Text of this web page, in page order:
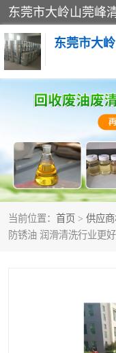
东莞市大
当前位置： 首页 > 供应
防锈油 润滑清洗行业更
废溶剂油回收
废碳氢回收
碳氢二氯回收
回收废清洗剂